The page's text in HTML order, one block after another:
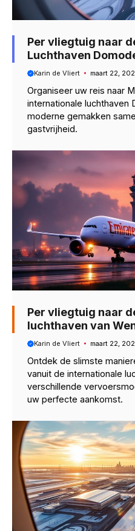
Per vliegtuig naar
Luchthaven
Karin de Vliert maart 22,
Organiseer uw reis naar
internationale luchthaven
moderne gemakken
gastvrijheid.
Per vliegtuig naar
luchthaven van
Karin de Vliert maart 22,
Ontdek de slimste
vanuit de internationale
verschillende
uw perfecte aankomst.